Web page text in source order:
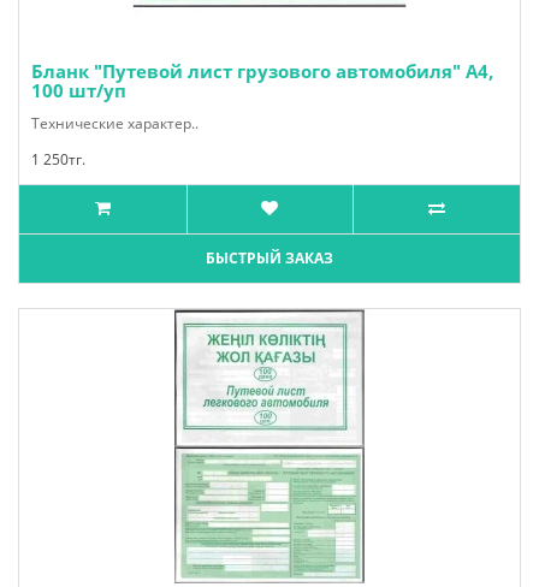
Бланк "Путевой лист грузового автомобиля" А4,
100 шт/уп
Технические характер..
1 250тг.
БЫСТРЫЙ ЗАКАЗ